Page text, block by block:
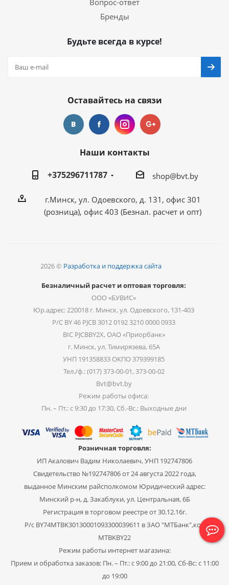
Вопрос-ответ
Бренды
Будьте всегда в курсе!
Оставайтесь на связи
Наши контакты
+375296711787
shop@bvt.by
г.Минск, ул. Одоевского, д. 131, офис 301
(розница), офис 403 (Безнал. расчет и опт)
2026 © Разработка и поддержка сайта
Безналичный расчет и оптовая торговля:
ООО «БУВИС»
Юр.адрес: 220018 г. Минск, ул. Одоевского, 131-403
Р/С BY 46 PJCB 3012 0192 3210 0000 0933
BIC PJCBBY2X, ОАО «Приорбанк»
г. Минск, ул. Тимирязева, 65А
УНП 191358833 ОКПО 379399185
Тел./ф.: (017) 373-00-01, 373-00-02
Bvt@bvt.by
Режим работы офиса:
Пн. – Пт.: с 9:30 до 17:30, Сб.-Вс.: Выходные дни
Розничная торговля:
ИП Акалович Вадим Николаевич, УНП 192747806
Свидетельство №192747806 от 24 августа 2022 года,
выданное Минским райсполкомом Юридический адрес:
Минский р-н, д. Закаблуки, ул. Центральная, 6Б
Регистрация в торговом реестре от 30.12.16г.
Р/с BY74MTBK30130001093300039611 в ЗАО "МТБанк",код
MTBKBY22
Режим работы интернет магазина:
Прием и обработка заказов: Пн. – Пт.: с 9:00 до 21:00, Сб-Вс: с 11:00
до 19:00